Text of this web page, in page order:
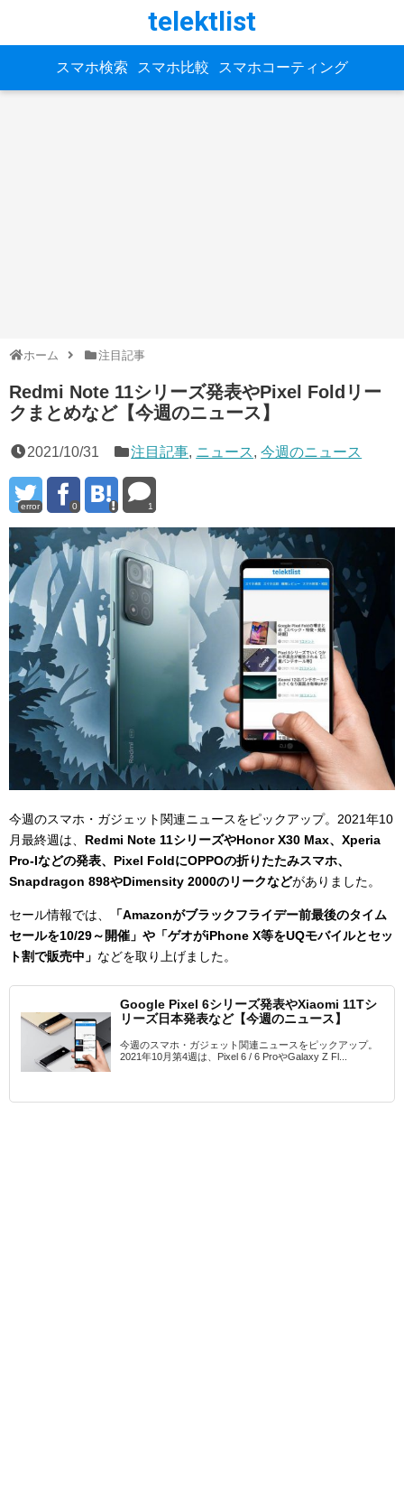
telektlist
スマホ検索 スマホ比較 スマホコーティング
ホーム 注目記事
Redmi Note 11シリーズ発表やPixel Foldリー
クまとめなど【今週のニュース】
2021/10/31 注目記事, ニュース,今週のニュース
error 0 1
今週のスマホ・ガジェット関連ニュースをピックアップ。2021年10
月最終週は、 Redmi Note 11シリーズやHonor X30 Max、Xperia
Pro-Iなどの発表、Pixel FoldにOPPOの折りたたみスマホ、
Snapdragon 898やDimensity 2000のリークなどがありました。
セール情報では、
「Amazonがブラックフライデー前最後のタイム
セールを10/29～開催」や「ゲオがiPhone X等をUQモバイルとセッ
ト割で販売中」 などを取り上げました。
Google Pixel 6シリーズ発表やXiaomi 11Tシ
リーズ日本発表など【今週のニュース】
今週のスマホ・ガジェット関連ニュースをピックアップ。
2021年10月第4週は、Pixel 6 / 6 ProやGalaxy Z Fl...